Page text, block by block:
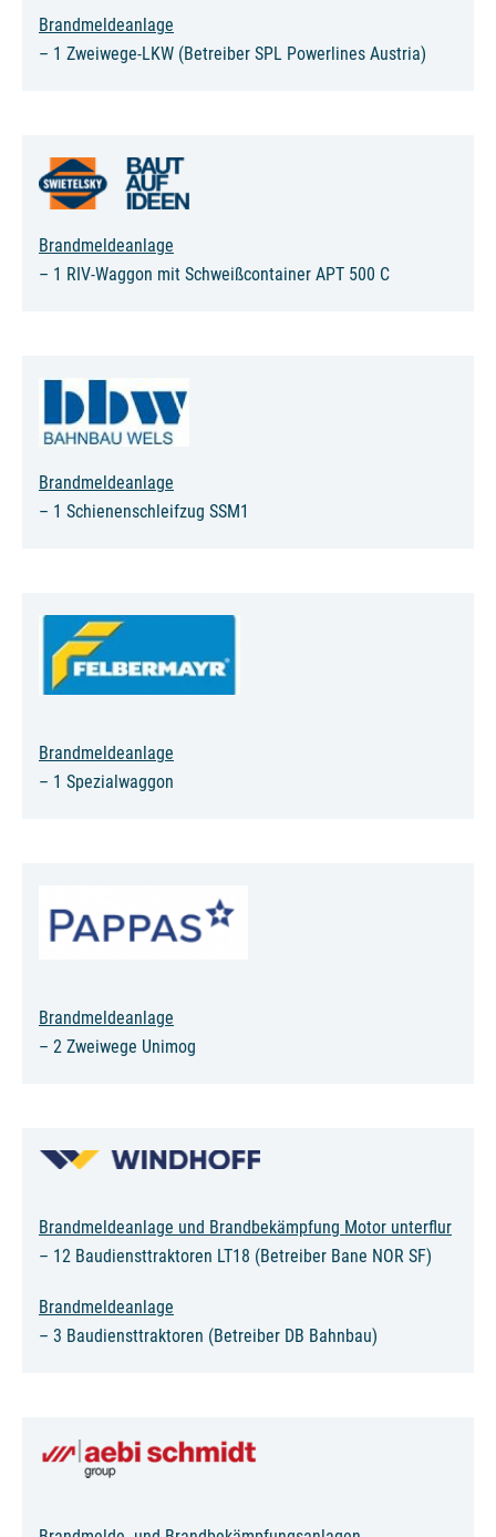
Brandmeldeanlage
– 1 Zweiwege-LKW (Betreiber SPL Powerlines Austria)
Brandmeldeanlage
– 1 RIV-Waggon mit Schweißcontainer APT 500 C
Brandmeldeanlage
– 1 Schienenschleifzug SSM1
Brandmeldeanlage
– 1 Spezialwaggon
Brandmeldeanlage
– 2 Zweiwege Unimog
Brandmeldeanlage und Brandbekämpfung Motor unterflur
– 12 Baudiensttraktoren LT18 (Betreiber Bane NOR SF)
Brandmeldeanlage
– 3 Baudiensttraktoren (Betreiber DB Bahnbau)